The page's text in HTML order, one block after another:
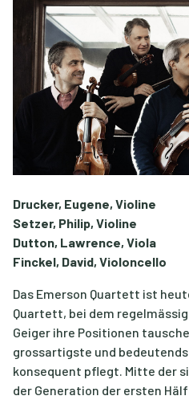
Drucker, Eugene, Violine
Setzer, Philip, Violine
Dutton, Lawrence, Viola
Finckel, David, Violoncello
Das Emerson Quartett ist
Quartett, bei dem
Geiger ihre Positionen
grossartigste und
konsequent pflegt. Mitte der
der Generation der ersten